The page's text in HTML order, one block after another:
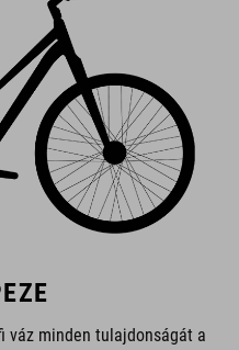
váz minden tulajdonságát a